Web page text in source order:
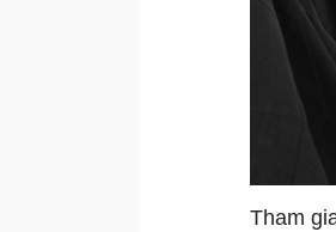
Tham